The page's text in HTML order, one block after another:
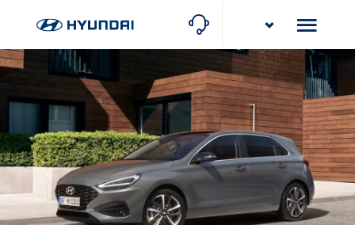
Karlik
Baranowo k/Poznania (Serwis), Poznańska 22